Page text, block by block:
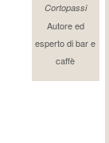
Cortopassi
Autore ed
esperto di bar e
caffè